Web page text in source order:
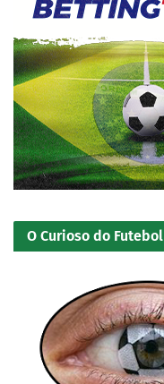
O Curioso do Futebol